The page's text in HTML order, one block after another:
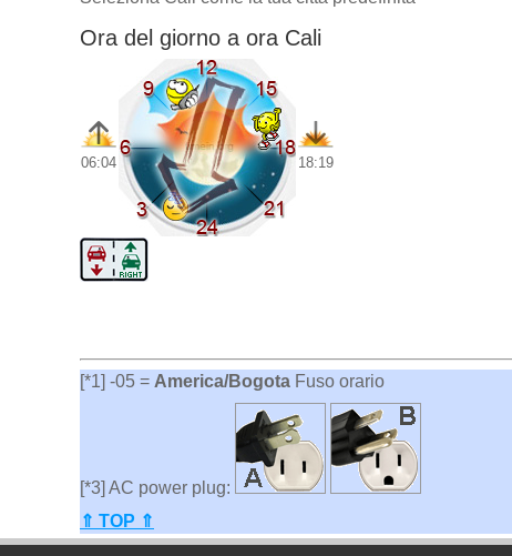
Ora del giorno a ora Cali
06:04 18:19
[*1] -05 = America/Bogota Fuso orario
[*3] AC power plug:
⇑ TOP ⇑